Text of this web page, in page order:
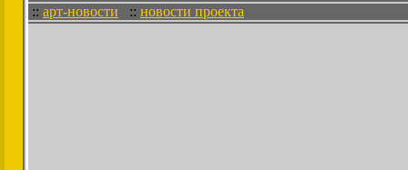
:: арт-новости :: новости проекта